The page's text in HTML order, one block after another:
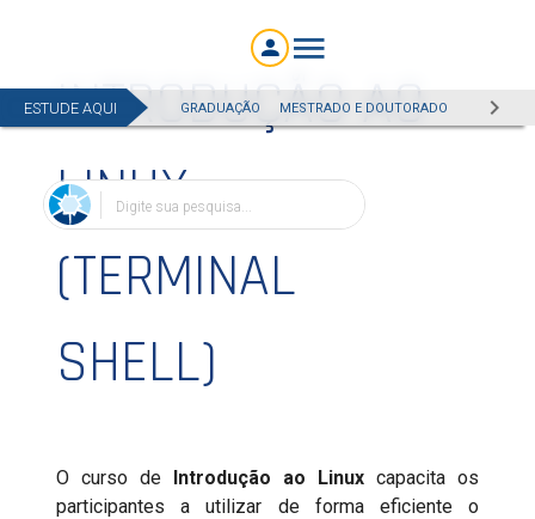
Digite sua pesquisa...
ESTUDE AQUI GRADUAÇÃO MESTRADO E DOUTORADO EAD
INTRODUÇÃO AO
LINUX
(TERMINAL
SHELL)
O curso de Introdução ao Linux capacita os
participantes a utilizar de forma eficiente o